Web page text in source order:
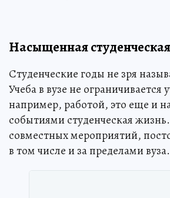
Насыщенная
Студенческие годы не зря
Учеба в вузе не ограничивается
например, работой, это еще и
событиями студенческая
совместных мероприятий,
в том числе и за пределами вуза.